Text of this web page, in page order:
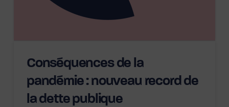
Conséquences de la
pandémie : nouveau record de
la dette publique